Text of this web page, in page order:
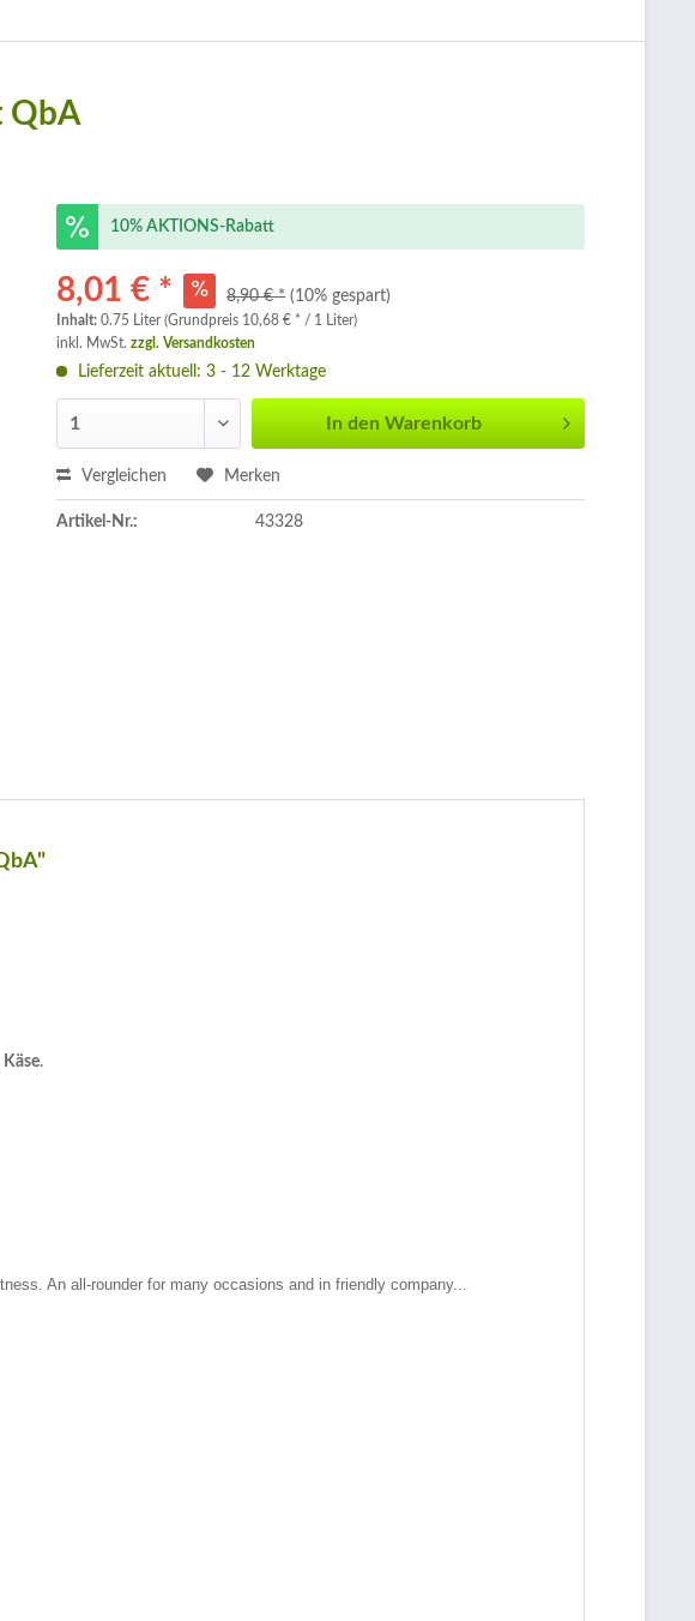
QbA
10% AKTIONS-Rabatt
8,01 € * 8,90 € * (10% gespart)
Inhalt:0.75 Liter (Grundpreis 10,68 € * / 1 Liter)
inkl. MwSt.zzgl. Versandkosten
Lieferzeit aktuell: 3 - 12 Werktage
In den Warenkorb
Vergleichen Merken
Artikel-Nr.: 43328
.
An all-rounder for many occasions and in friendly company...